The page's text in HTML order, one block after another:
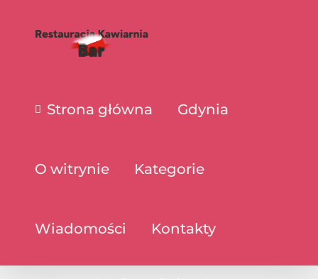
Strona główna Gdynia
O witrynie Kategorie
Wiadomości Kontakty